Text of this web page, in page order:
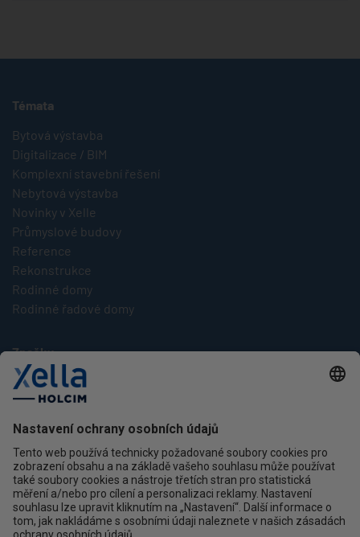
Témata
Bytová výstavba
Digitalizace / BIM
Komplexní stavební řešení
Nebytová výstavba
Novinky v Xelle
Průmyslové budovy
Reference
Rekonstrukce
Rodinné domy
Rodinné řadové domy
Značky
Multipor
Silka
Kontakt
Ochrana osobních údajů